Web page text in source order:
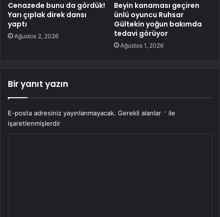
Cenazede bunu da gördük!
Yarı çıplak direk dansı
yaptı
Ağustos 2, 2026
Beyin kanaması geçiren
ünlü oyuncu Ruhsar
Gültekin yoğun bakımda
tedavi görüyor
Ağustos 1, 2026
Bir yanıt yazın
E-posta adresiniz yayınlanmayacak. Gerekli alanlar * ile
işaretlenmişlerdir